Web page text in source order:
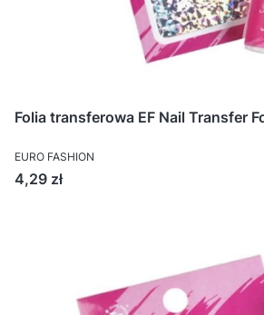
Folia transferowa EF Nail Transfer
EURO FASHION
Cena
4,29 zł